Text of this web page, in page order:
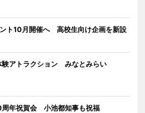
ト10月開催へ 高校生向け企画を新設
験アトラクション みなとみらい
周年祝賀会 小池都知事も祝福